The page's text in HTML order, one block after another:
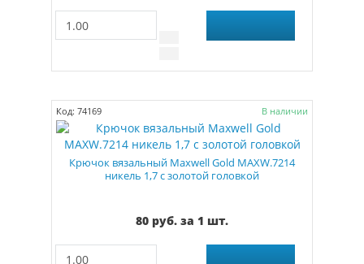
Код: 74169 В наличии
Крючок вязальный Maxwell Gold MAXW.7214
никель 1,7 с золотой головкой
80 руб. за 1 шт.